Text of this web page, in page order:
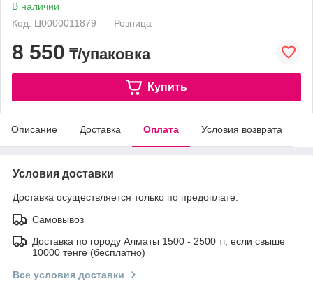
В наличии
Код: Ц0000011879
Розница
8 550 ₸/упаковка
Купить
Описание Доставка Оплата Условия возврата
Условия доставки
Доставка осуществляется только по предоплате.
Самовывоз
Доставка по городу Алматы 1500 - 2500 тг, если свыше
10000 тенге (бесплатно)
Все условия доставки